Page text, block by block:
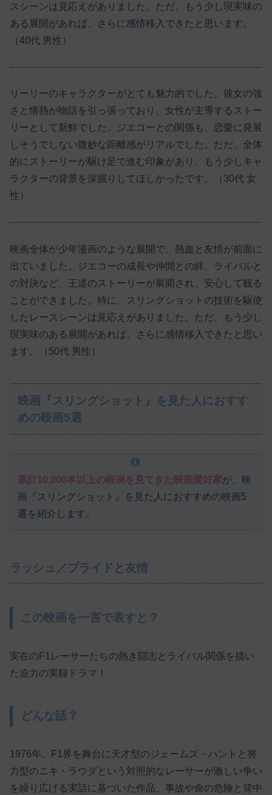
スシーンは見応えがありました。​ただ、もう少し現実味の
ある展開があれば、さらに感情移入できたと思います。
（40代 男性）​
リーリーのキャラクターがとても魅力的でした。​彼女の強
さと情熱が物語を引っ張っており、女性が主導するストー
リーとして新鮮でした。​ジエコーとの関係も、恋愛に発展
しそうでしない微妙な距離感がリアルでした。​ただ、全体
的にストーリーが駆け足で進む印象があり、もう少しキャ
ラクターの背景を深掘りしてほしかったです。（30代 女
性）​
映画全体が少年漫画のような展開で、熱血と友情が前面に
出ていました。​ジエコーの成長や仲間との絆、ライバルと
の対決など、王道のストーリーが展開され、安心して観る
ことができました。​特に、スリングショットの技術を駆使
したレースシーンは見応えがありました。​ただ、もう少し
現実味のある展開があれば、さらに感情移入できたと思い
ます。（50代 男性）​
映画『スリングショット』を見た人におすす
めの映画5選
累計10,000本以上の映画を見てきた映画愛好家が、映
画『スリングショット』を見た人におすすめの映画5
選を紹介します。
ラッシュ／プライドと友情
この映画を一言で表すと？
実在のF1レーサーたちの熱き闘志とライバル関係を描い
た迫力の実録ドラマ！
どんな話？
1976年、F1界を舞台に天才型のジェームズ・ハントと努
力型のニキ・ラウダという対照的なレーサーが激しい争い
を繰り広げる実話に基づいた作品。事故や命の危険と背中